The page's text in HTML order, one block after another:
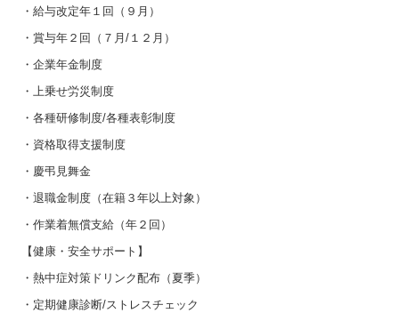
・給与改定年１回（９月）
・賞与年２回（７月/１２月）
・企業年金制度
・上乗せ労災制度
・各種研修制度/各種表彰制度
・資格取得支援制度
・慶弔見舞金
・退職金制度（在籍３年以上対象）
・作業着無償支給（年２回）
【健康・安全サポート】
・熱中症対策ドリンク配布（夏季）
・定期健康診断/ストレスチェック